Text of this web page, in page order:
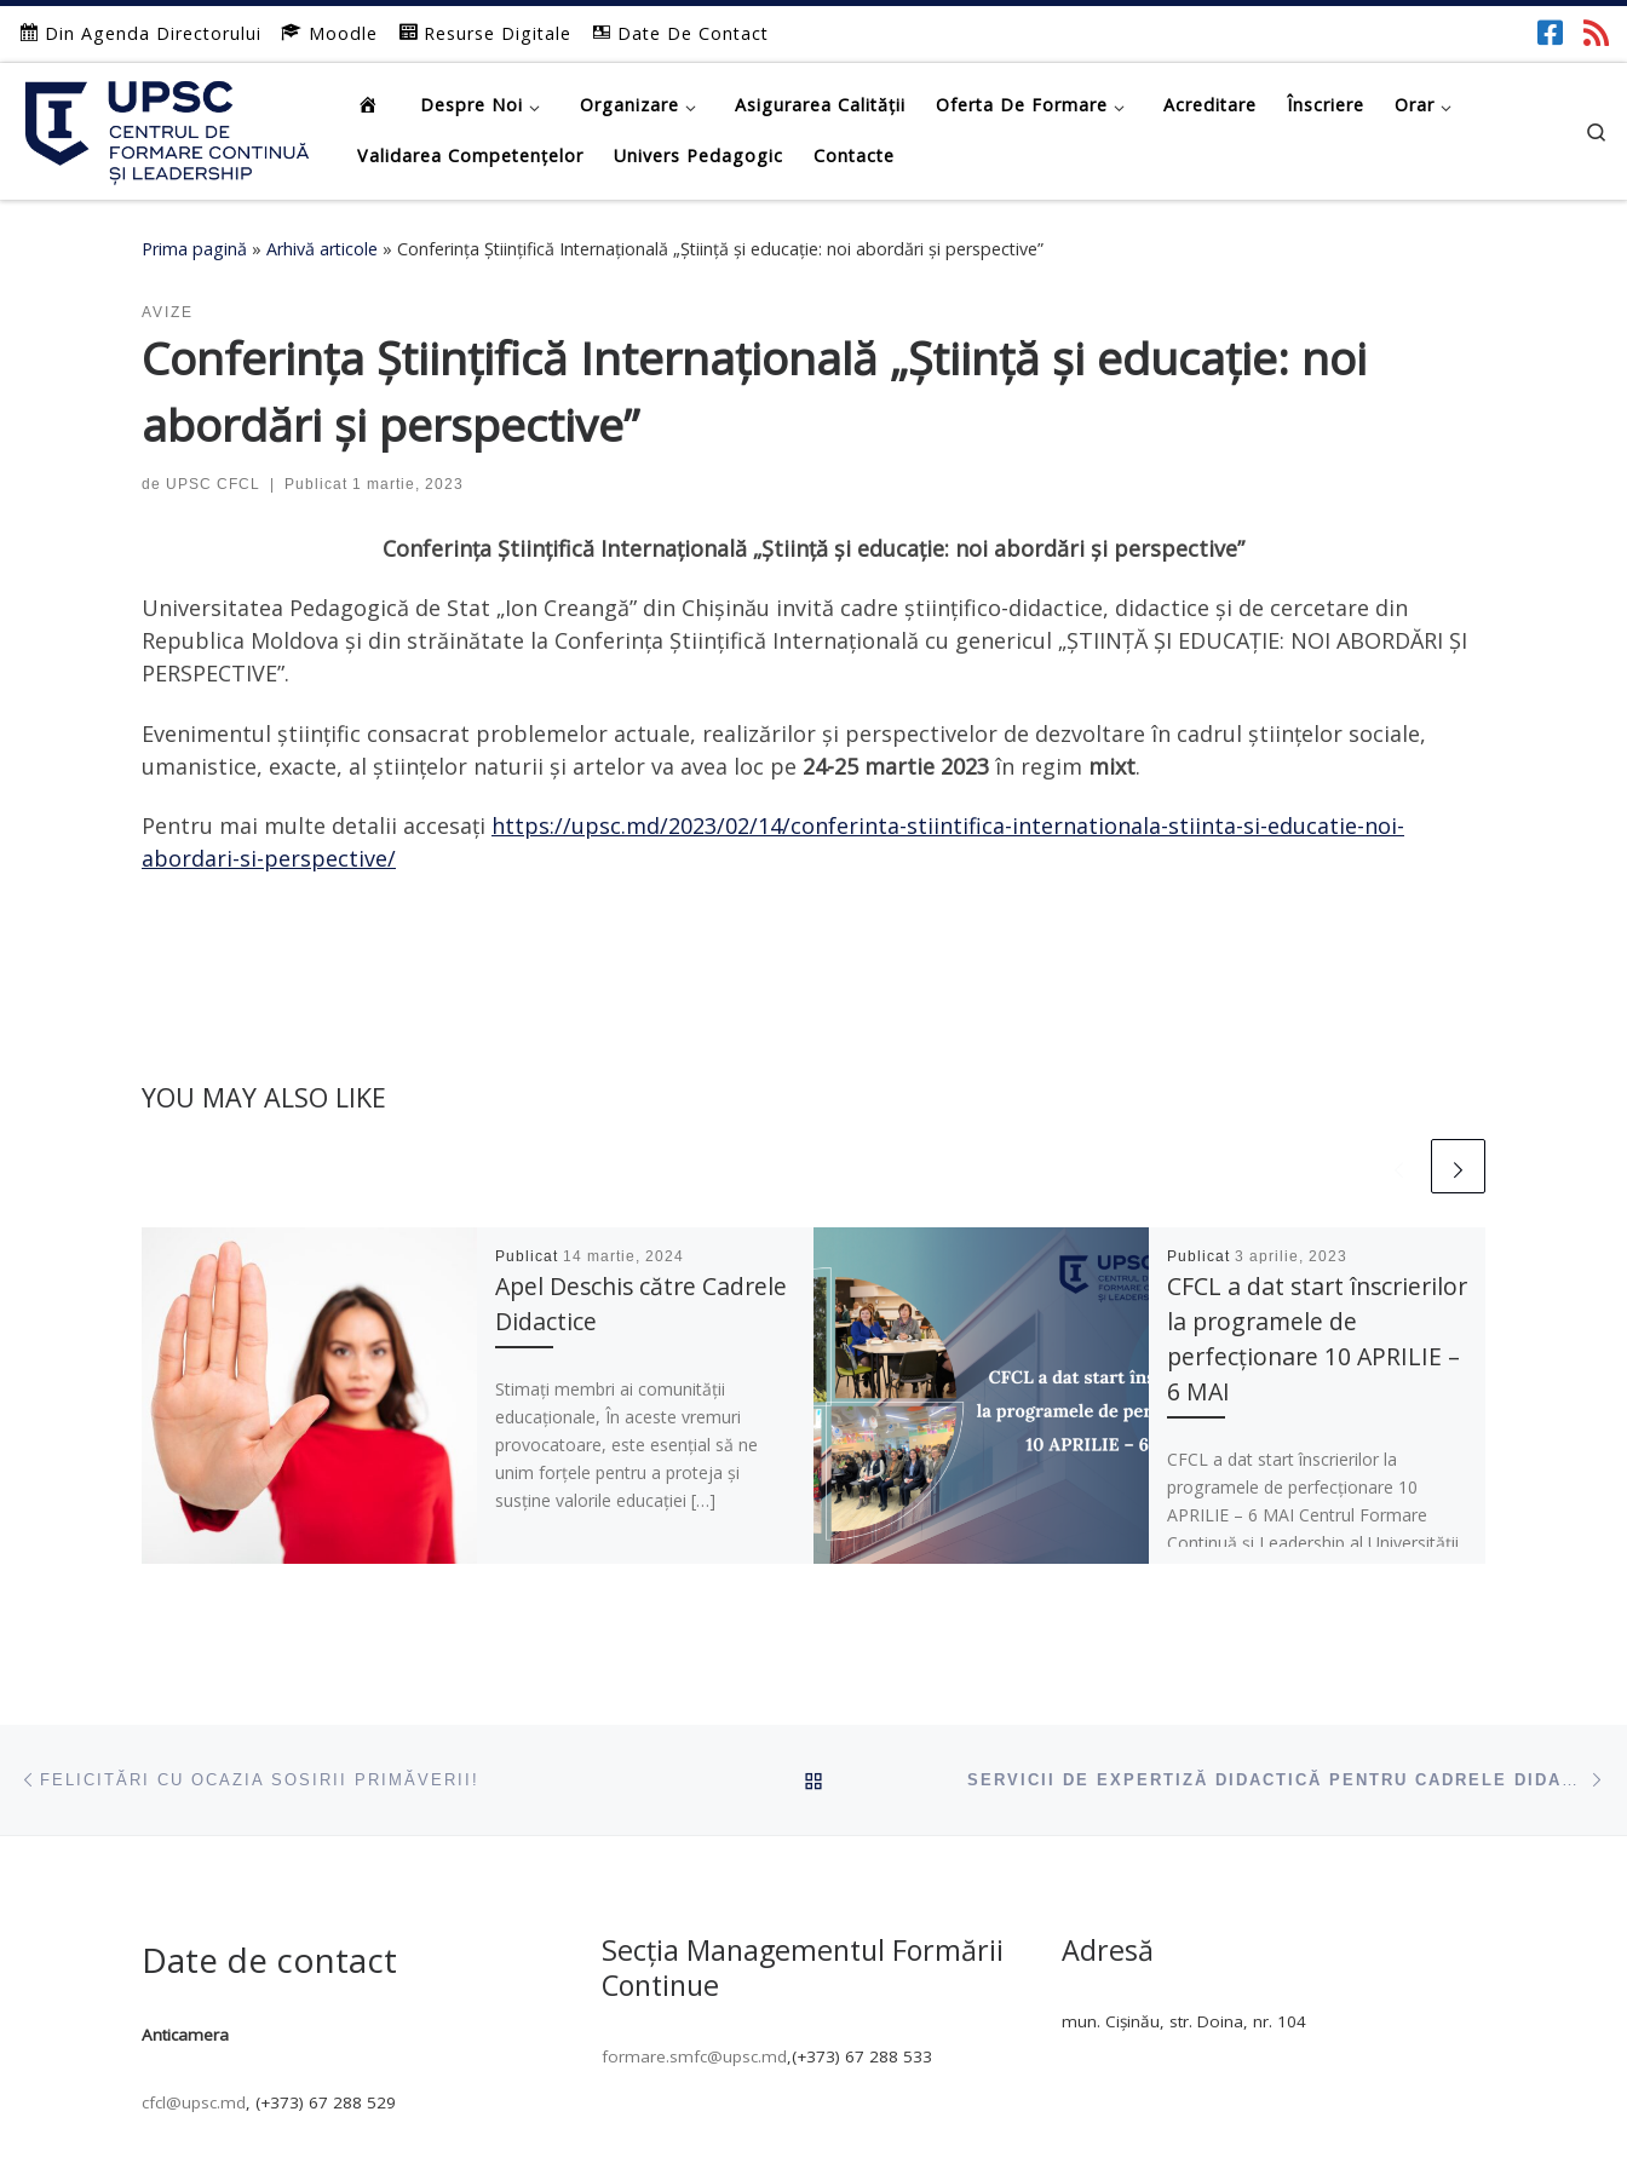
Afișează întregul conținut
Din Agenda Directorului Moodle Resurse Digitale Date De Contact
Despre Noi Organizare Asigurarea Calității Oferta De Formare Acreditare Înscriere Orar
Validarea Competențelor Univers Pedagogic Contacte
Prima pagină » Arhivă articole » Conferința Științifică Internațională „Știință și educație: noi abordări și perspective”
AVIZE
Conferința Științifică Internațională „Știință și educație: noi
abordări și perspective”
de UPSC CFCL | Publicat 1 martie, 2023
Conferința Științifică Internațională „Știință și educație: noi abordări și perspective”
Universitatea Pedagogică de Stat „Ion Creangă” din Chișinău invită cadre științifico-didactice, didactice și de cercetare din
Republica Moldova și din străinătate la Conferința Științifică Internațională cu genericul „ȘTIINȚĂ ȘI EDUCAȚIE: NOI ABORDĂRI ȘI
PERSPECTIVE”.
Evenimentul științific consacrat problemelor actuale, realizărilor și perspectivelor de dezvoltare în cadrul științelor sociale,
umanistice, exacte, al științelor naturii și artelor va avea loc pe 24-25 martie 2023 în regim mixt.
Pentru mai multe detalii accesați https://upsc.md/2023/02/14/conferinta-stiintifica-internationala-stiinta-si-educatie-noi-
abordari-si-perspective/
YOU MAY ALSO LIKE
Publicat 14 martie, 2024
Apel Deschis către Cadrele
Didactice
Stimați membri ai comunității
educaționale, În aceste vremuri
provocatoare, este esențial să ne
unim forțele pentru a proteja și
susține valorile educației […]
Publicat 3 aprilie, 2023
CFCL a dat start înscrierilor
la programele de
perfecționare 10 APRILIE –
6 MAI
CFCL a dat start înscrierilor la
programele de perfecționare 10
APRILIE – 6 MAI Centrul Formare
Continuă și Leadership al Universității
Navigare articole
FELICITĂRI CU OCAZIA SOSIRII PRIMĂVERII!
Date de contact
Anticamera
cfcl@upsc.md, (+373) 67 288 529
Secția Managementul Formării
Continue
formare.smfc@upsc.md,(+373) 67 288 533
Adresă
mun. Cișinău, str. Doina, nr. 104